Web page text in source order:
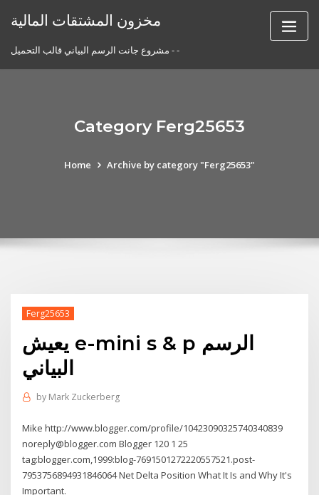
مخزون المشتقات المالية
مشروع جانت الرسم البياني قالب التحميل - -
Category Ferg25653
Home Archive by category "Ferg25653"
Ferg25653
يعيش e-mini s & p الرسم
البياني
by Mark Zuckerberg
Mike http://www.blogger.com/profile/10423090325740340839
noreply@blogger.com Blogger 120 1 25
tag:blogger.com,1999:blog-7691501272220557521.post-
7953756894931846064 Net Delta Position What It Is and Why It's
Important.